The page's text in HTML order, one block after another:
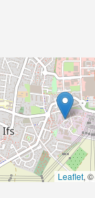
Leaflet, ©